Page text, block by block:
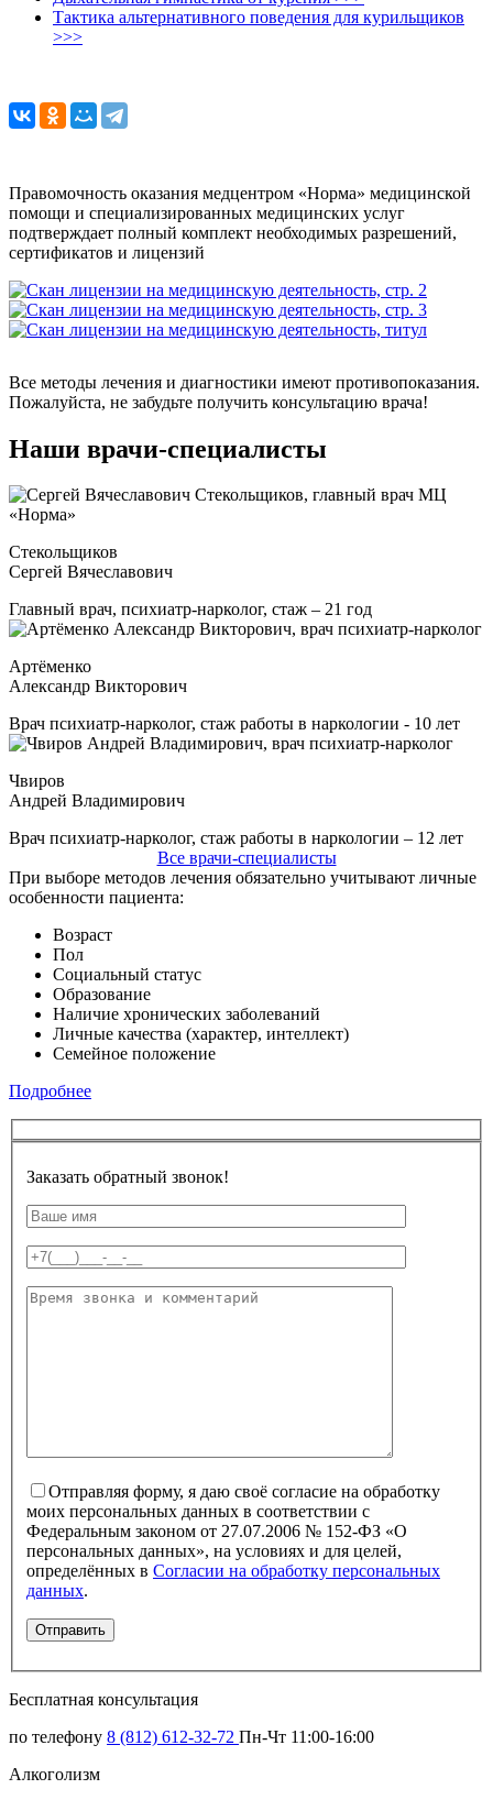
Тактика альтернативного поведения для курильщиков
>>>
Правомочность оказания медцентром «Норма» медицинской
помощи и специализированных медицинских услуг
подтверждает полный комплект необходимых разрешений,
сертификатов и лицензий
Все методы лечения и диагностики имеют противопоказания.
Пожалуйста, не забудьте получить консультацию врача!
Наши врачи-специалисты
Стекольщиков
Сергей Вячеславович
Главный врач, психиатр-нарколог, стаж – 21 год
Артёменко
Александр Викторович
Врач психиатр-нарколог, стаж работы в наркологии - 10 лет
Чвиров
Андрей Владимирович
Врач психиатр-нарколог, стаж работы в наркологии – 12 лет
Все врачи-специалисты
При выборе методов лечения обязательно учитывают личные
особенности пациента:
Возраст
Пол
Социальный статус
Образование
Наличие хронических заболеваний
Личные качества (характер, интеллект)
Семейное положение
Подробнее
Заказать обратный звонок!
Отправляя форму, я даю своё согласие на обработку
моих персональных данных в соответствии с
Федеральным законом от 27.07.2006 № 152-ФЗ «О
персональных данных», на условиях и для целей,
определённых в Согласии на обработку персональных
данных.
Бесплатная консультация
по телефону 8 (812) 612-32-72 Пн-Чт 11:00-16:00
Алкоголизм